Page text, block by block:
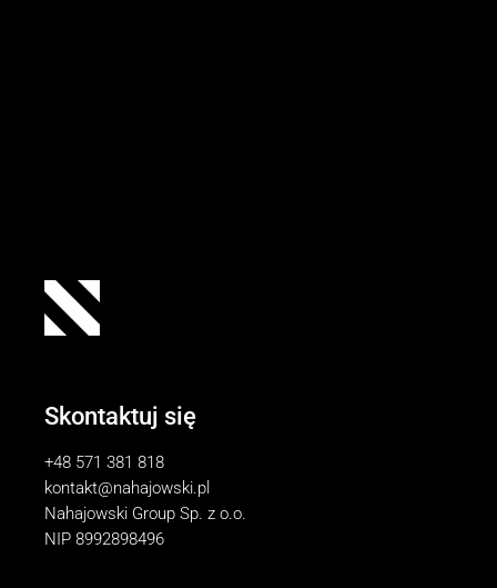
Skontaktuj się
+48 571 381 818
kontakt@nahajowski.pl
Nahajowski Group Sp. z o.o.
NIP 8992898496